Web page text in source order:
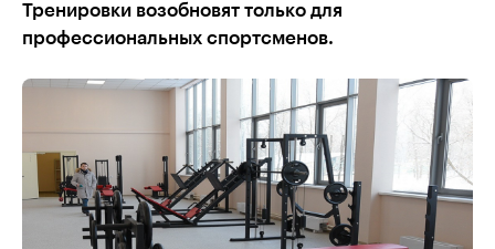
Тренировки возобновят только для
профессиональных спортсменов.